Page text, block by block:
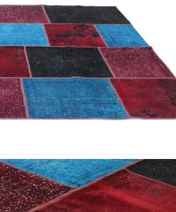
RGPD*
Doy mi consentimiento para que esta web
que envío para que puedan responder a mi